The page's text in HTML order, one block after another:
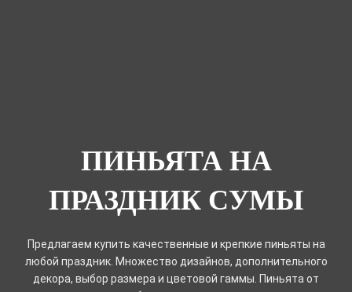
ПИНЬЯТА НА
ПРАЗДНИК СУМЫ
Предлагаем купить качественные и крепкие пиньяты на
любой праздник. Множество дизайнов, дополнительного
декора, выбор размера и цветовой гаммы. Пиньята от